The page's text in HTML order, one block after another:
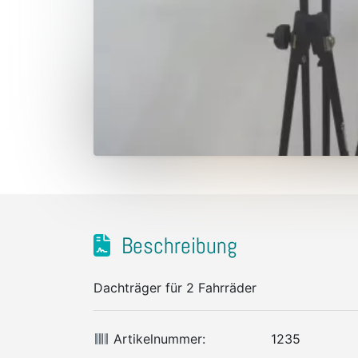
Beschreibung
Dachträger für 2 Fahrräder
Artikelnummer: 1235